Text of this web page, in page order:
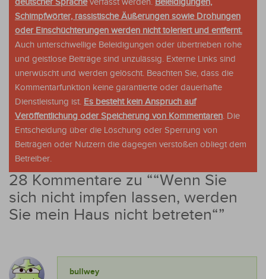
deutscher Spracheverfasst werden. Beleidigungen,
Schimpfwörter, rassistische Äußerungen sowie Drohungen
oder Einschüchterungen werden nicht toleriert und entfernt.
Auch unterschwellige Beleidigungen oder übertrieben rohe
und geistlose Beiträge sind unzulässig. Externe Links sind
unerwüscht und werden gelöscht. Beachten Sie, dass die
Kommentarfunktion keine garantierte oder dauerhafte
Dienstleistung ist. Es besteht kein Anspruch auf
Veröffentlichung oder Speicherung von Kommentaren. Die
Entscheidung über die Löschung oder Sperrung von
Beiträgen oder Nutzern die dagegen verstoßen obliegt dem
Betreiber.
28 Kommentare zu ““Wenn Sie
sich nicht impfen lassen, werden
Sie mein Haus nicht betreten“”
bullwey